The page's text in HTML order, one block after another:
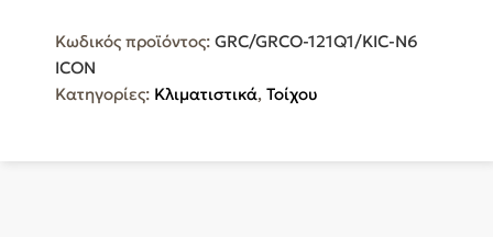
BTU
A++/A+
με
Κωδικός προϊόντος: GRC/GRCO-121Q1/KIC-N6
ICON
Κατηγορίες: Κλιματιστικά, Τοίχου